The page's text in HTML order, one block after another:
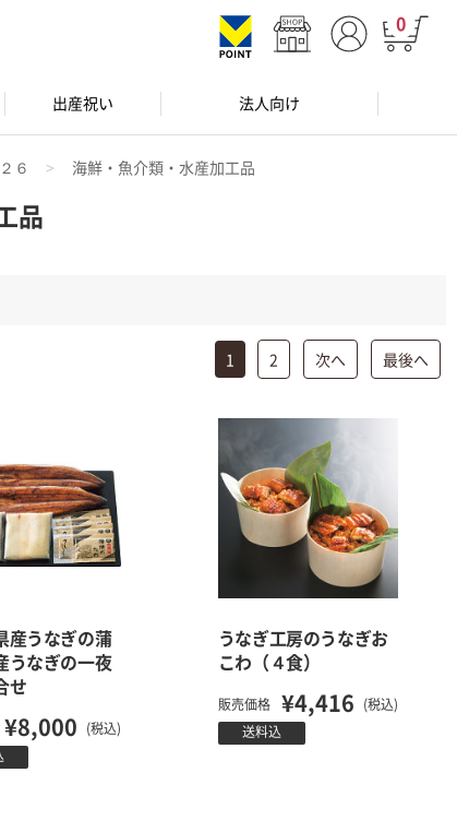
0
出産祝い 法人向け
６ 海鮮・魚介類・水産加工品
品
1 2 次へ 最後へ
産うなぎの蒲
うなぎの一夜
せ
¥8,000 (税込)
うなぎ工房のうなぎお
こわ（４食）
販売価格 ¥4,416 (税込)
送料込